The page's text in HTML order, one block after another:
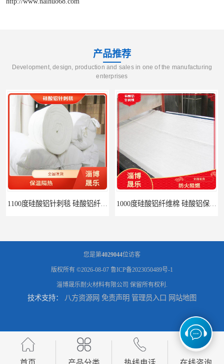
产品推荐
Development, design, production and sales in one of the manufacturing
enterprises
硅酸铝针刺毯 陶瓷纤维毯
陶瓷纤维毯 硅酸铝纤维毯 1260度硅酸铝纤维毡 硅酸铝纤维毡
您是第4029044位访客
版权所有 ©2026-08-07 鲁ICP备2023050489号-1
淄博晟乐耐火材料有限公司 保留所有权利.
技术支持： 八方资源网 免责声明 管理员入口 网站地图